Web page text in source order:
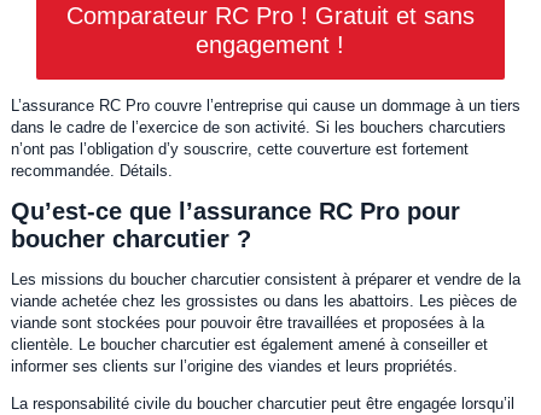
Comparateur RC Pro ! Gratuit et sans
engagement !
L’assurance RC Pro couvre l’entreprise qui cause un dommage à un tiers
dans le cadre de l’exercice de son activité. Si les bouchers charcutiers
n’ont pas l’obligation d’y souscrire, cette couverture est fortement
recommandée. Détails.
Qu’est-ce que l’assurance RC Pro pour
boucher charcutier ?
Les missions du boucher charcutier consistent à préparer et vendre de la
viande achetée chez les grossistes ou dans les abattoirs. Les pièces de
viande sont stockées pour pouvoir être travaillées et proposées à la
clientèle. Le boucher charcutier est également amené à conseiller et
informer ses clients sur l’origine des viandes et leurs propriétés.
La responsabilité civile du boucher charcutier peut être engagée lorsqu’il